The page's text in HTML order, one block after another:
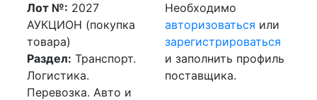
Лот №: 2027
АУКЦИОН (покупка
товара)
Раздел: Транспорт.
Логистика.
Перевозка. Авто и
Необходимо
авторизоваться или
зарегистрироваться
и заполнить профиль
поставщика.